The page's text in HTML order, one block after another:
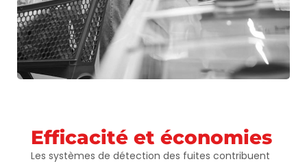
Efficacité et économies
Les systèmes de détection des fuites contribuent